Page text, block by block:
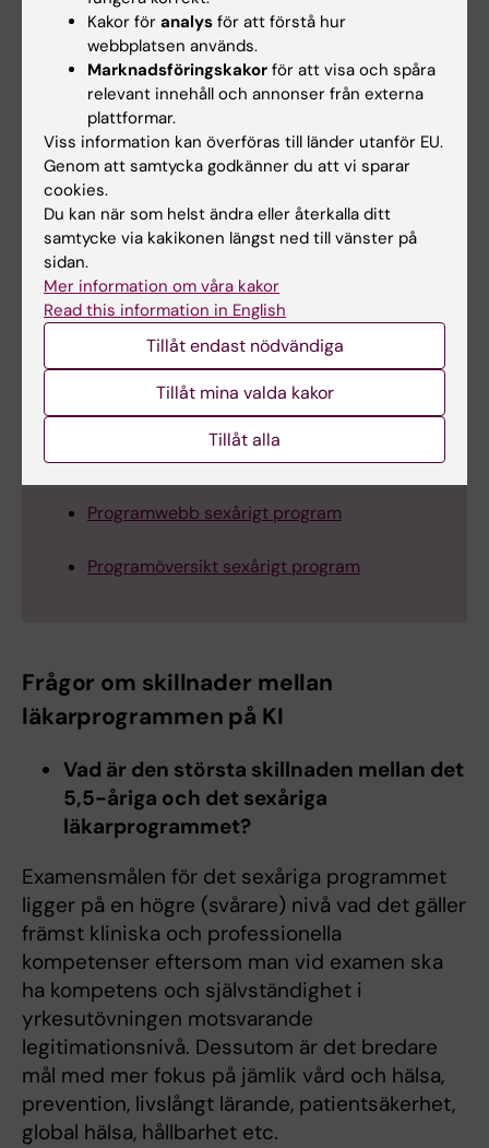
Schematisk bild av 6-åriga
läkarprogrammet.
Sexårigt program –
första terminen
går HT21
Programmet
omfattar 12 terminer
och leder till en
läkarexamen som
utgör bas för läkarlegitimation Efter
läkarlegitimation finns möjlighet till
specialistutbildning (ST) som inleds med
bastjänstgöring (BT). Socialstyrelsen utfärdar
legitimation och specialistbevis.
Mer information:
Programwebb sexårigt program
Programöversikt sexårigt program
Frågor om skillnader mellan
läkarprogrammen på KI
Vad är den största skillnaden mellan det
5,5-åriga och det sexåriga
läkarprogrammet?
Examensmålen för det sexåriga programmet
ligger på en högre (svårare) nivå vad det gäller
främst kliniska och professionella
kompetenser eftersom man vid examen ska
ha kompetens och självständighet i
yrkesutövningen motsvarande
legitimationsnivå. Dessutom är det bredare
mål med mer fokus på jämlik vård och hälsa,
prevention, livslångt lärande, patientsäkerhet,
global hälsa, hållbarhet etc.
Kakor för analys för att förstå hur
webbplatsen används.
Marknadsföringskakor för att visa och spåra
relevant innehåll och annonser från externa
plattformar.
Viss information kan överföras till länder utanför EU.
Genom att samtycka godkänner du att vi sparar
cookies.
Du kan när som helst ändra eller återkalla ditt
samtycke via kakikonen längst ned till vänster på
sidan.
Mer information om våra kakor
Read this information in English
Tillåt endast nödvändiga
Tillåt mina valda kakor
Tillåt alla